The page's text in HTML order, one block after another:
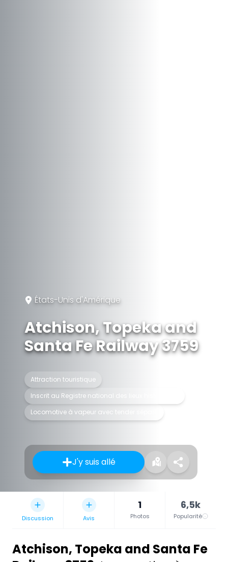
États-Unis d'Amérique
Atchison, Topeka and
Santa Fe Railway 3759
Attraction touristique
Inscrit au Registre national des lieux historiques
Locomotive à vapeur avec tender séparé
J'y suis allé
Discussion Avis
1
Photos
6,5k
Popularité
Atchison, Topeka and Santa Fe